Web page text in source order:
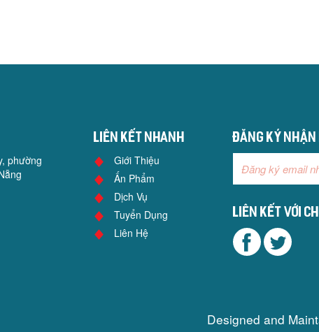
phường
Liên kết nhanh
Giới Thiệu
Ấn Phẩm
Dịch Vụ
Tuyển Dụng
Liên Hệ
Đăng ký nhận
Liên kết với
Designed and